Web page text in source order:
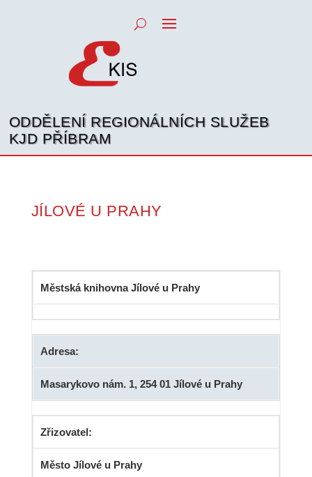
ODDĚLENÍ REGIONÁLNÍCH SLUŽEB
KJD PŘÍBRAM
JÍLOVÉ U PRAHY
Městská knihovna Jílové u Prahy
Adresa:
Masarykovo nám. 1, 254 01 Jílové u Prahy
Zřizovatel:
Město Jílové u Prahy